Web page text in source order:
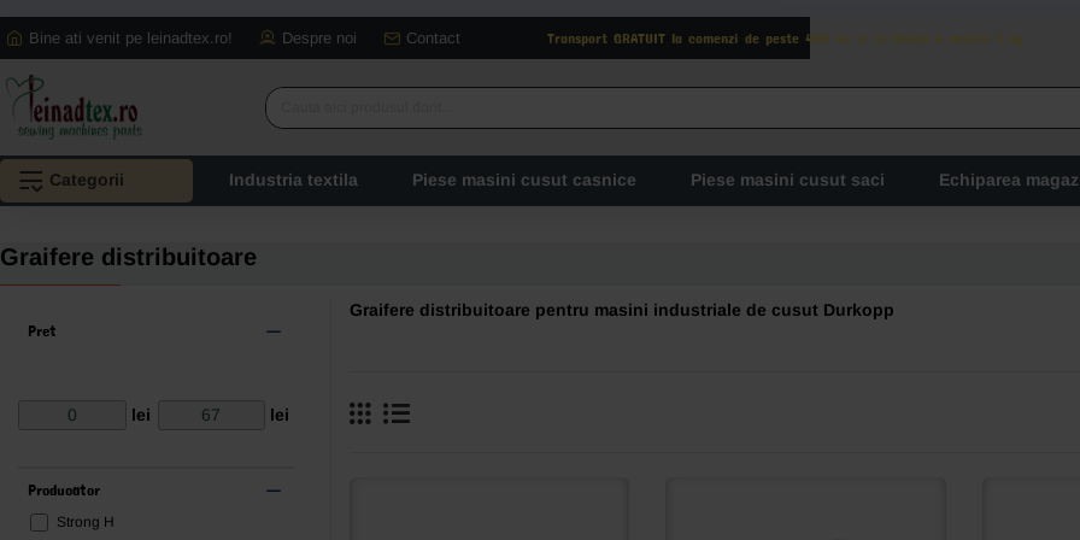
Bine ati venit pe leinadtex.ro! Despre noi Contact Transport GRATUIT la comenzi de peste 400 lei si in limita a maxim 3 kg
Cauta
dorit...
Categorii Industria textila Piese masini cusut casnice Piese masini cusut saci Echiparea
Graifere distribuitoare
Pret
lei lei
Producator
Strong H
Graifere distribuitoare pentru masini industriale de cusut Durkopp